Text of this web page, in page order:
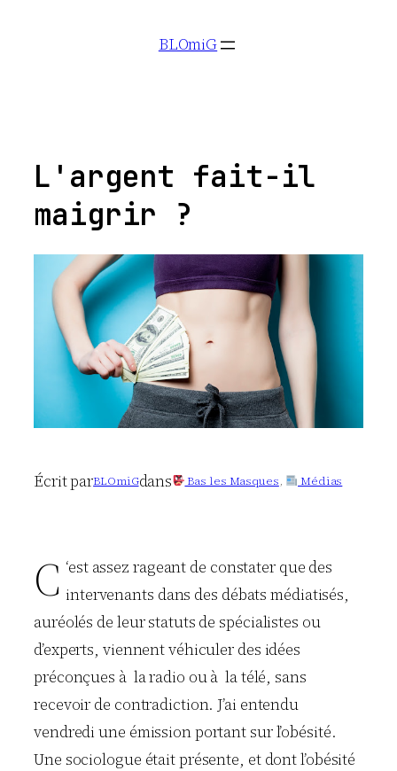
BLOmiG
L'argent fait-il
maigrir ?
Écrit parBLOmiGdans Bas les Masques, Médias
C ‘est assez rageant de constater que des
intervenants dans des débats médiatisés,
auréolés de leur statuts de spécialistes ou
d’experts, viennent véhiculer des idées
préconçues à la radio ou à la télé, sans
recevoir de contradiction. J’ai entendu
vendredi une émission portant sur l’obésité.
Une sociologue était présente, et dont l’obésité